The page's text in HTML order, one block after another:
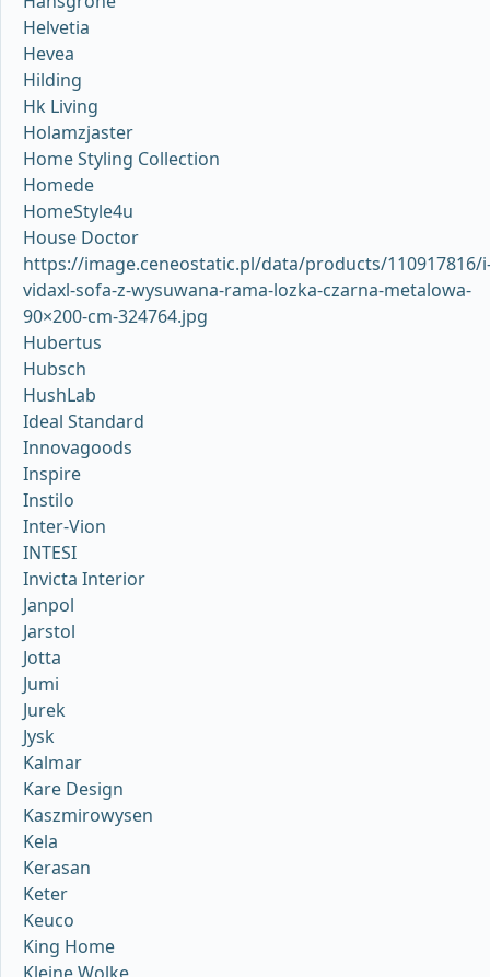
Helvetia
Hevea
Hilding
Hk Living
Holamzjaster
Home Styling Collection
Homede
HomeStyle4u
House Doctor
https://image.ceneostatic.pl/data/products/110917816/
vidaxl-sofa-z-wysuwana-rama-lozka-czarna-metalowa-
90×200-cm-324764.jpg
Hubertus
Hubsch
HushLab
Ideal Standard
Innovagoods
Inspire
Instilo
Inter-Vion
INTESI
Invicta Interior
Janpol
Jarstol
Jotta
Jumi
Jurek
Jysk
Kalmar
Kare Design
Kaszmirowysen
Kela
Kerasan
Keter
Keuco
King Home